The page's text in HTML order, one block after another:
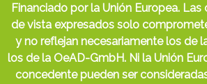
Financiado por la Unión Europea.
de vista expresados solo
y no reflejan necesariamente los de
los de la OeAD-GmbH. Ni la Unión
concedente pueden ser